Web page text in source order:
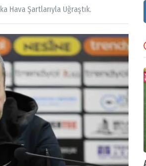
Hava Şartlarıyla Uğraştık.